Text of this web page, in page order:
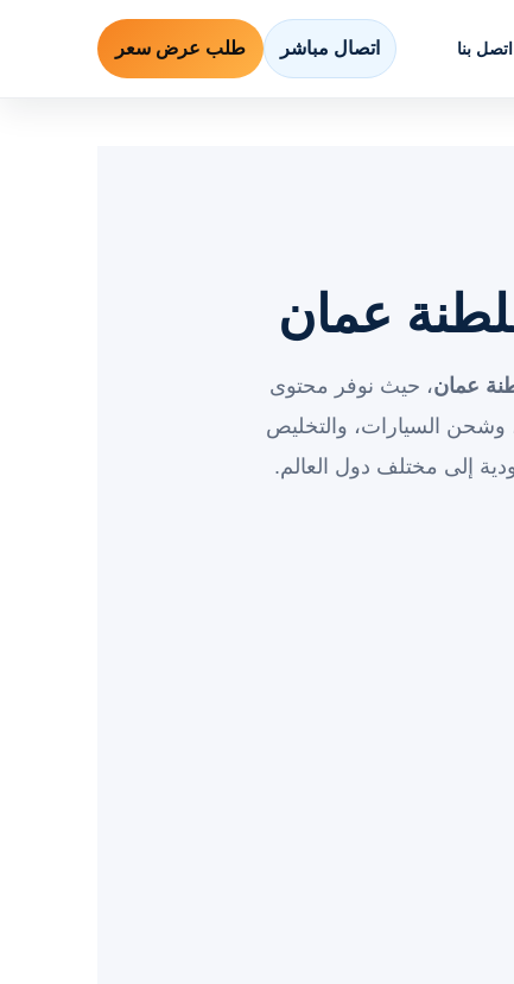
اتصل بنا اتصال مباشر طلب عرض سعر
عمان
عمان، حيث نوفر محتوى
وشحن السيارات، والتخليص
إلى مختلف دول العالم.